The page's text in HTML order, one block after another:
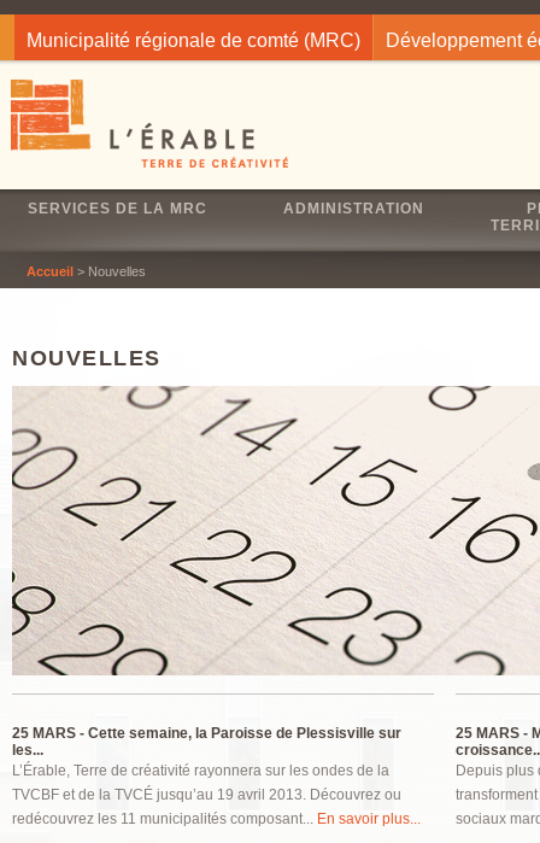
Municipalité régionale de comté (MRC) Développement
SERVICES DE LA MRC ADMINISTRATION
Accueil > Nouvelles
NOUVELLES
25 MARS - Cette semaine, la Paroisse de Plessisville sur
les...
L’Érable, Terre de créativité rayonnera sur les ondes de la
TVCBF et de la TVCÉ jusqu’au 19 avril 2013. Découvrez ou
redécouvrez les 11 municipalités composant... En savoir plus...
25 MARS -
Depuis plus
sociaux
Pages